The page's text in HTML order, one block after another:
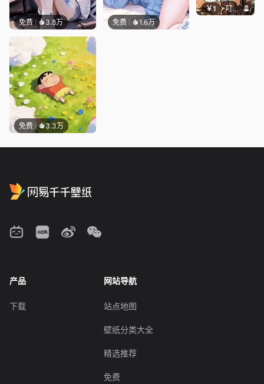
免费 3.8万 免费 1.6万
免费 3.3万
￥1 叮叮当当
产品
下载
网站导航
站点地图
壁纸分类大全
精选推荐
免费